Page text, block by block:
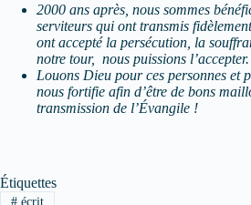
2000 ans après, nous sommes
serviteurs qui ont transmis
ont accepté la persécution, la
notre tour, nous puissions l’accepter.
Louons Dieu pour ces personnes et
nous fortifie afin d’être de bons
transmission de l’Évangile !
Étiquettes
#écrit